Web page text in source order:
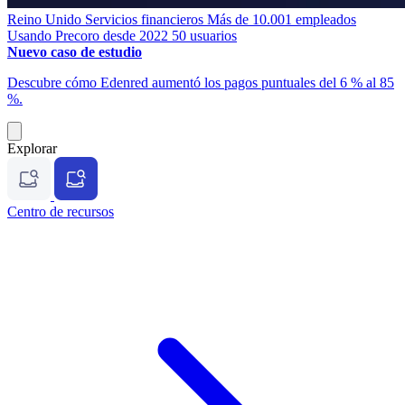
Reino Unido Servicios financieros Más de 10.001 empleados
Usando Precoro desde 2022 50 usuarios
Nuevo caso de estudio
Descubre cómo Edenred aumentó los pagos puntuales del 6 % al 85
%.
Explorar
Centro de recursos